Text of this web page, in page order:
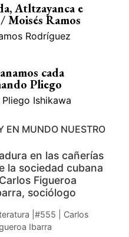
Atltzayanca e
Moisés Ramos
Rodríguez
cada
Pliego
Ishikawa
EN MUNDO NUESTRO
en las cañerías
la sociedad cubana
Figueroa
sociólogo
|#555 | Carlos
Ibarra